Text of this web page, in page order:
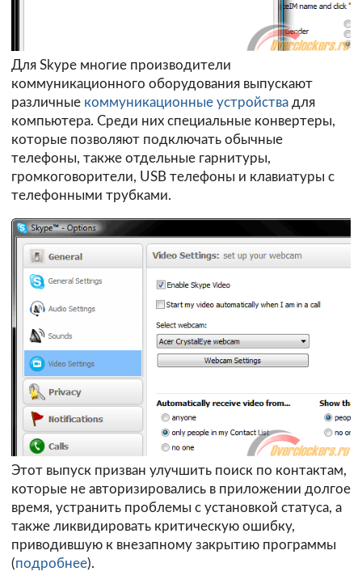
Для Skype многие производители
коммуникационного оборудования выпускают
различные коммуникационные устройства для
компьютера. Среди них специальные конвертеры,
которые позволяют подключать обычные
телефоны, также отдельные гарнитуры,
громкоговорители, USB телефоны и клавиатуры с
телефонными трубками.
Этот выпуск призван улучшить поиск по контактам,
которые не авторизировались в приложении долгое
время, устранить проблемы с установкой статуса, а
также ликвидировать критическую ошибку,
приводившую к внезапному закрытию программы
(подробнее).